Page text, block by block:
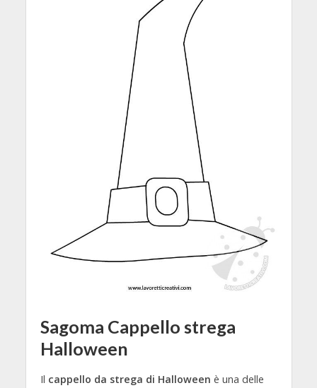
Sagoma Cappello strega
Halloween
Il cappello da strega di Halloween è una delle